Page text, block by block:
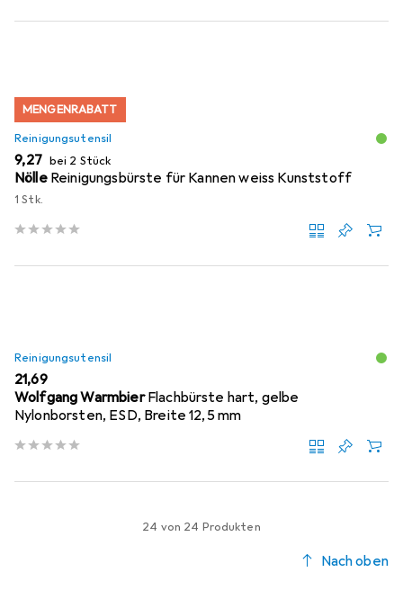
MENGENRABATT
Reinigungsutensil
EUR
9,27 bei 2 Stück
Nölle Reinigungsbürste für Kannen weiss Kunststoff
1 Stk.
Reinigungsutensil
EUR
21,69
Wolfgang Warmbier Flachbürste hart, gelbe
Nylonborsten, ESD, Breite 12,5 mm
24 von 24 Produkten
Nach oben